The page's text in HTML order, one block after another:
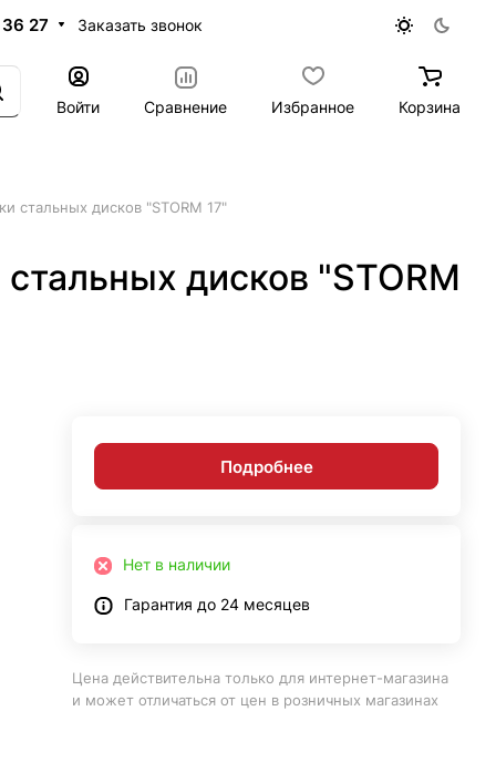
27 Заказать звонок
Войти
Сравнение Избранное Корзина
стальных дисков "STORM 17"
дисков "STORM
Подробнее
Нет в наличии
Гарантия до 24 месяцев
Цена действительна только для интернет-магазина
и может отличаться от цен в розничных магазинах